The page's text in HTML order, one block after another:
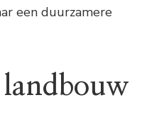
een duurzamere